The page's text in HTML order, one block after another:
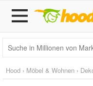
Hood › Möbel & Wohnen ›